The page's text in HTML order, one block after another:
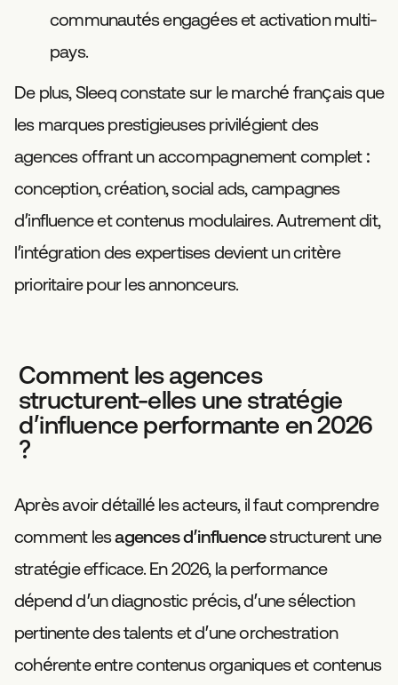
communautés engagées et activation multi-
pays.
De plus, Sleeq constate sur le marché français que
les marques prestigieuses privilégient des
agences offrant un accompagnement complet :
conception, création, social ads, campagnes
d’influence et contenus modulaires. Autrement dit,
l’intégration des expertises devient un critère
prioritaire pour les annonceurs.
Comment les agences
structurent-elles une stratégie
d’influence performante en 2026
?
Après avoir détaillé les acteurs, il faut comprendre
comment lesagences d’influencestructurent une
stratégie efficace. En 2026, la performance
dépend d’un diagnostic précis, d’une sélection
pertinente des talents et d’une orchestration
cohérente entre contenus organiques et contenus